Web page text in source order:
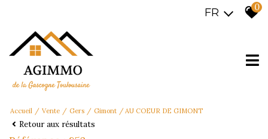
FR 0
Accueil Vente Gers Gimont AU COEUR DE GIMONT
Retour aux résultats